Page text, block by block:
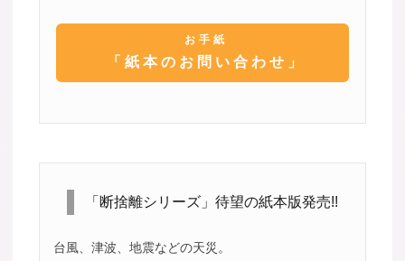
お手紙
「紙本のお問い合わせ」
「断捨離シリーズ」待望の紙本版発売!!
台風、津波、地震などの天災。